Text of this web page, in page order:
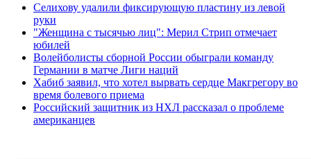
Селихову удалили фиксирующую пластину из левой
руки
"Женщина с тысячью лиц": Мерил Стрип отмечает
юбилей
Волейболисты сборной России обыграли команду
Германии в матче Лиги наций
Хабиб заявил, что хотел вырвать сердце Макгрегору во
время болевого приема
Российский защитник из НХЛ рассказал о проблеме
американцев